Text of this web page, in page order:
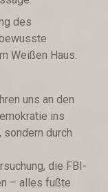
des
Weißen Haus.
uns an den
ins
sondern durch
die FBI-
– alles fußte